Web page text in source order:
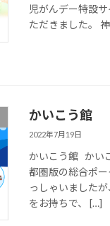
児がんデー特設
ただきました。
かいこう館
2022年7月19日
かいこう館 かい
都圏版の総合ポ
っしゃいました
をお持ちで、 […]